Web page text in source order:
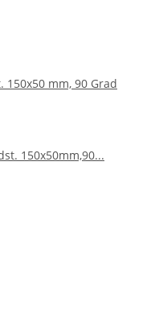
150x50 mm, 90 Grad